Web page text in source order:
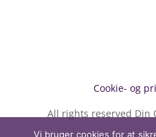
Cookie- og
All rights reserved Din
Vi bruger cookies for at